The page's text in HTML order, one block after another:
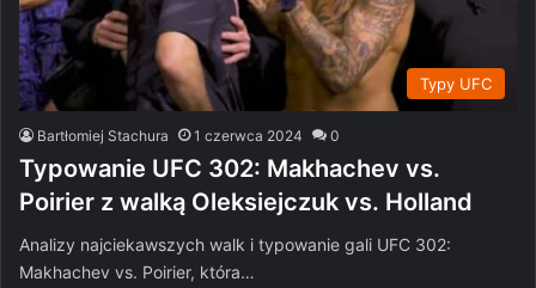
Typy UFC
Bartłomiej Stachura 1 czerwca 2024 0
Typowanie UFC 302: Makhachev vs.
Poirier z walką Oleksiejczuk vs. Holland
Analizy najciekawszych walk i typowanie gali UFC 302:
Makhachev vs. Poirier, która…